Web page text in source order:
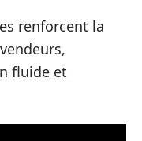
renforcent la
fluide et